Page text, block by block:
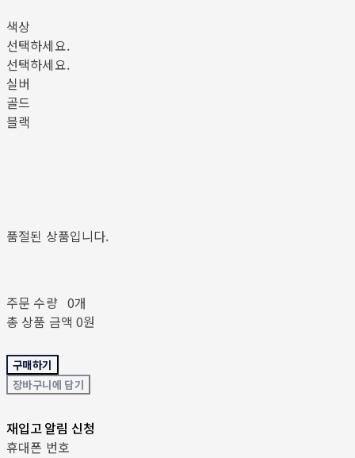
색상
선택하세요.
선택하세요.
실버
골드
블랙
품절된 상품입니다.
주문 수량 0개
총 상품 금액 0원
구매하기
장바구니에 담기
재입고 알림 신청
휴대폰 번호